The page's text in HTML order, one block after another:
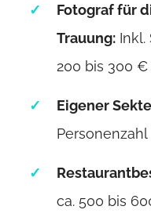
Fotograf für
Trauung:Inkl.
200 bis 300 €
Eigener
ca. 500 bis